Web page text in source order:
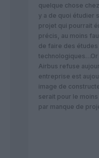
quelque chose
y a de quoi étudier
projet qui pourrait
précis, au moins
de faire des
technologiques…Or
Airbus refuse
entreprise est
image de
serait pour le
par manque de